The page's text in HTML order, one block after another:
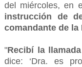
del miércoles, en
instrucción de
comandante de
"Recibí la
dice: ‘Dra. es